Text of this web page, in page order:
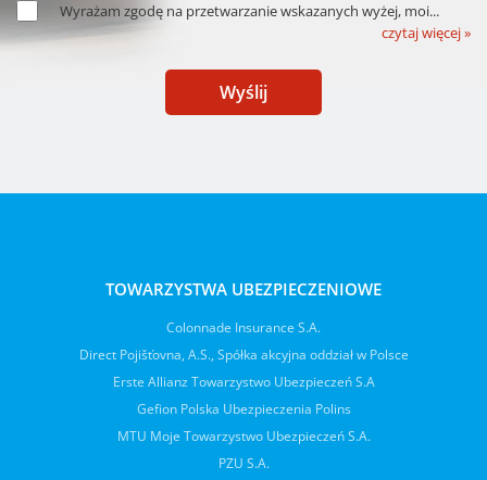
Wyrażam zgodę na przetwarzanie wskazanych wyżej, moi...
czytaj więcej »
Wyślij
TOWARZYSTWA UBEZPIECZENIOWE
Colonnade Insurance S.A.
Direct Pojišťovna, A.S., Spółka akcyjna oddział w Polsce
Erste Allianz Towarzystwo Ubezpieczeń S.A
Gefion Polska Ubezpieczenia Polins
MTU Moje Towarzystwo Ubezpieczeń S.A.
PZU S.A.